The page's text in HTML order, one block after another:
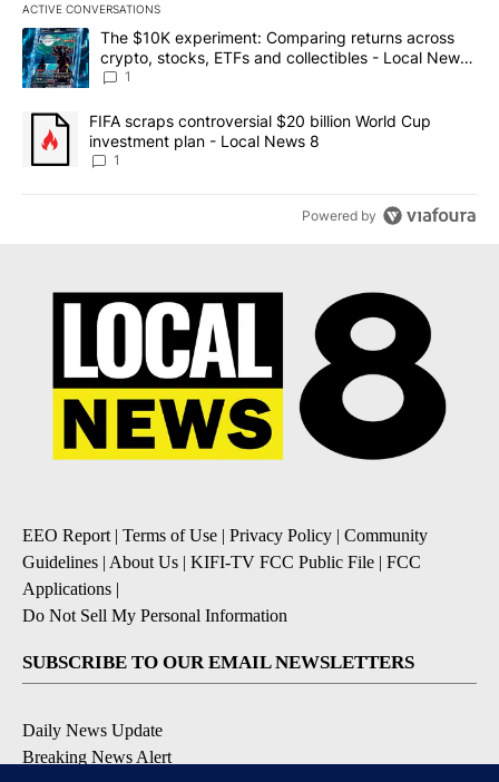
ACTIVE CONVERSATIONS
The following is a list of the most commented articles in the last
A trending article titled "The $10K experiment: Comparing
The $10K experiment: Comparing returns across
crypto, stocks, ETFs and collectibles - Local News
8
1
A trending article titled "FIFA scraps controversial $20 billion
FIFA scraps controversial $20 billion World Cup
investment plan - Local News 8
1
Powered by
EEO Report| Terms of Use | Privacy Policy | Community
Guidelines | About Us | KIFI-TV FCC Public File | FCC
Applications |
Do Not Sell My Personal Information
SUBSCRIBE TO OUR EMAIL NEWSLETTERS
Daily News Update
Breaking News Alert